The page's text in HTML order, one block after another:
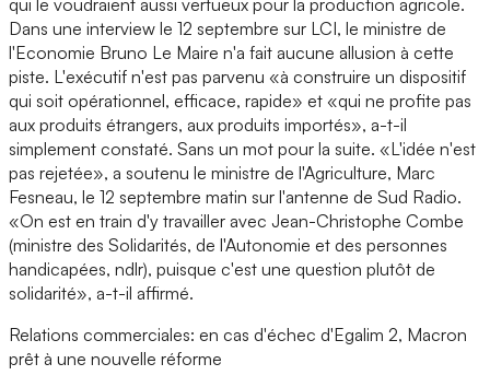
Dans une interview le 12 septembre sur LCI, le ministre de
l'Economie Bruno Le Maire n'a fait aucune allusion à cette
piste. L'exécutif n'est pas parvenu «à construire un dispositif
qui soit opérationnel, efficace, rapide» et «qui ne profite pas
aux produits étrangers, aux produits importés», a-t-il
simplement constaté. Sans un mot pour la suite. «L'idée n'est
pas rejetée», a soutenu le ministre de l'Agriculture, Marc
Fesneau, le 12 septembre matin sur l'antenne de Sud Radio.
«On est en train d'y travailler avec Jean-Christophe Combe
(ministre des Solidarités, de l'Autonomie et des personnes
handicapées, ndlr), puisque c'est une question plutôt de
solidarité», a-t-il affirmé.
Relations commerciales: en cas d'échec d'Egalim 2, Macron
prêt à une nouvelle réforme